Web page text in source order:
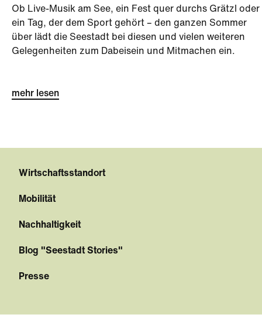
Ob Live-Musik am See, ein Fest quer durchs Grätzl oder
ein Tag, der dem Sport gehört – den ganzen Sommer
über lädt die Seestadt bei diesen und vielen weiteren
Gelegenheiten zum Dabeisein und Mitmachen ein.
mehr lesen
Wirtschaftsstandort
Mobilität
Nachhaltigkeit
Blog "Seestadt Stories"
Presse